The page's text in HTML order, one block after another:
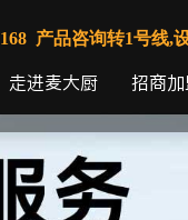
产品咨询转1号线,
走进麦大厨 招商加